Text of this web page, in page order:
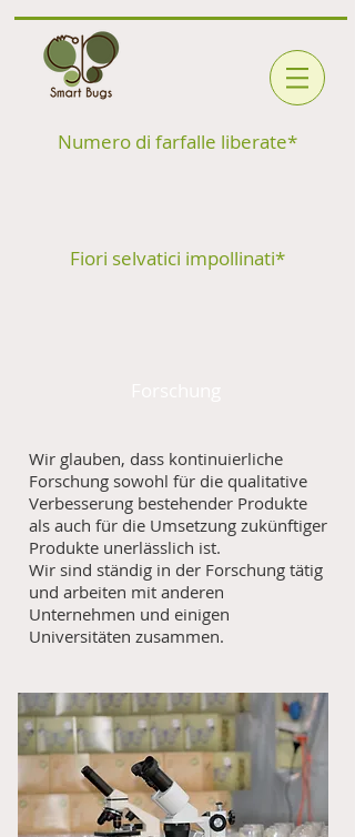
Numero di farfalle liberate*
Fiori selvatici impollinati*
Wir glauben, dass kontinuierliche
Forschung sowohl für die qualitative
Verbesserung bestehender Produkte
als auch für die Umsetzung zukünftiger
Produkte unerlässlich ist.
Wir sind ständig in der Forschung tätig
und arbeiten mit anderen
Unternehmen und einigen
Universitäten zusammen.